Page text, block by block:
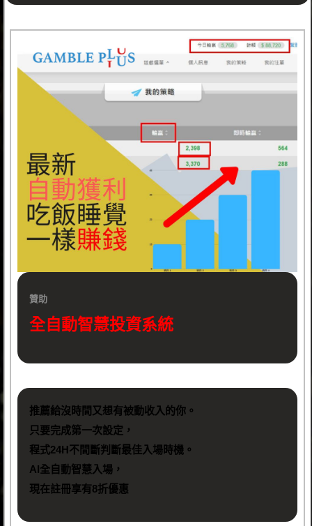
贊助
全自動智慧投資系統
推薦給沒時間又想有被動收入的你。
只要完成第一次設定，
程式24H不間斷判斷最佳入場時機。
AI全自動智慧入場，
現在註冊享有8折優惠